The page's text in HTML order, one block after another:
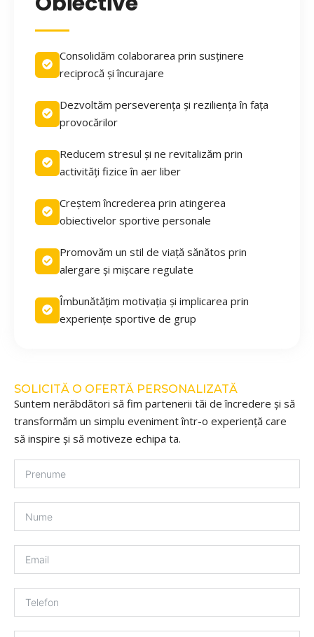
Consolidăm colaborarea prin susținere
reciprocă și încurajare
Dezvoltăm perseverența și reziliența în fața
provocărilor
Reducem stresul și ne revitalizăm prin
activități fizice în aer liber
Creștem încrederea prin atingerea
obiectivelor sportive personale
Promovăm un stil de viață sănătos prin
alergare și mișcare regulate
Îmbunătățim motivația și implicarea prin
experiențe sportive de grup
SOLICITĂ O OFERTĂ PERSONALIZATĂ
Suntem nerăbdători să fim partenerii tăi de încredere și să
transformăm un simplu eveniment într-o experiență care
să inspire și să motiveze echipa ta.